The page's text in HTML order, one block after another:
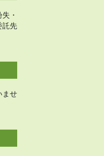
・
託先
ませ